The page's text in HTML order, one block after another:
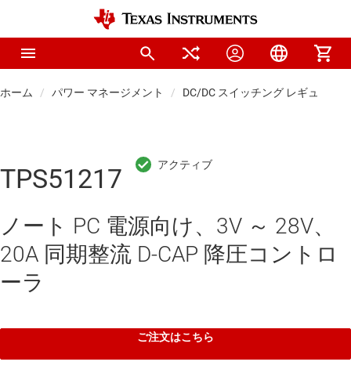
ホーム パワー マネージメント DC/DC スイッチング レギュレータ
TPS51217
ノート PC 電源向け、3V ～ 28V、
20A 同期整流 D-CAP 降圧コントロ
ーラ
ご注文はこちら